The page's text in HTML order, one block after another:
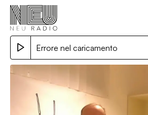
Errore nel caricamento